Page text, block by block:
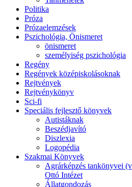
Politika
Próza
Prózaelemzések
Pszichológia, Önismeret
önismeret
személyiség pszichológia
Regény
Regények középiskolásoknak
Rejtvények
Rejtvénykönyv
Sci-fi
Speciális fejlesztő könyvek
Autistáknak
Beszédjavító
Diszlexia
Logopédia
Szakmai Könyvek
Agrárképzés tankönyvei
Ottó Intézet
Állatgondozás